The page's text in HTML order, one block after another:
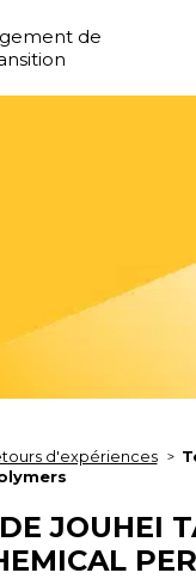
de
d'expériences
JOUHEI